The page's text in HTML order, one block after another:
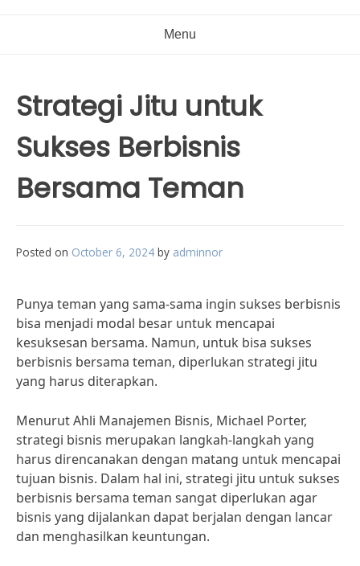
Menu
Strategi Jitu untuk
Sukses Berbisnis
Bersama Teman
Posted on October 6, 2024 by adminnor
Punya teman yang sama-sama ingin sukses berbisnis
bisa menjadi modal besar untuk mencapai
kesuksesan bersama. Namun, untuk bisa sukses
berbisnis bersama teman, diperlukan strategi jitu
yang harus diterapkan.
Menurut Ahli Manajemen Bisnis, Michael Porter,
strategi bisnis merupakan langkah-langkah yang
harus direncanakan dengan matang untuk mencapai
tujuan bisnis. Dalam hal ini, strategi jitu untuk sukses
berbisnis bersama teman sangat diperlukan agar
bisnis yang dijalankan dapat berjalan dengan lancar
dan menghasilkan keuntungan.